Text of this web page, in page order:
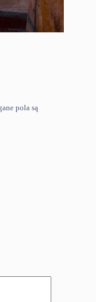
pola są